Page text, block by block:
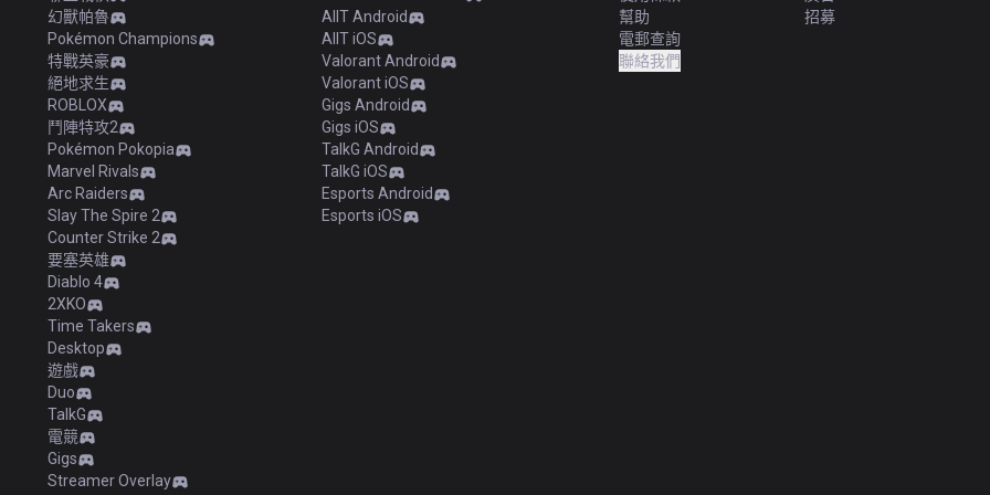
幻獸帕魯
Pokémon Champions
特戰英豪
絕地求生
ROBLOX
鬥陣特攻2
Pokémon Pokopia
Marvel Rivals
Arc Raiders
Slay The Spire 2
Counter Strike 2
要塞英雄
Diablo 4
2XKO
Time Takers
Desktop
遊戲
Duo
TalkG
電競
Gigs
Streamer Overlay
AllT Android
AllT iOS
Valorant Android
Valorant iOS
Gigs Android
Gigs iOS
TalkG Android
TalkG iOS
Esports Android
Esports iOS
幫助
電郵查詢
聯絡我們
招募